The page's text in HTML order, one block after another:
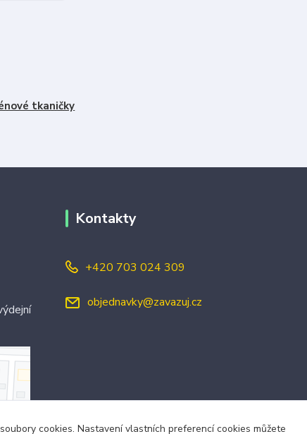
tkaničky
Kontakty
+420 703 024 309
objednavky@zavazuj.cz
cookies. Nastavení vlastních preferencí cookies můžete